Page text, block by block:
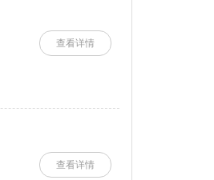
查看详情
查看详情